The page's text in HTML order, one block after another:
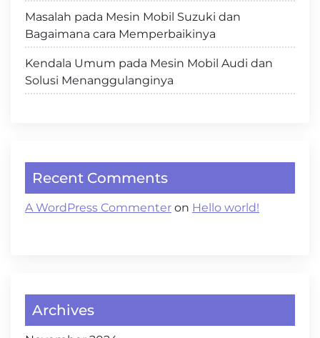
Masalah pada Mesin Mobil Suzuki dan
Bagaimana cara Memperbaikinya
Kendala Umum pada Mesin Mobil Audi dan
Solusi Menanggulanginya
Recent Comments
A WordPress Commenter on Hello world!
Archives